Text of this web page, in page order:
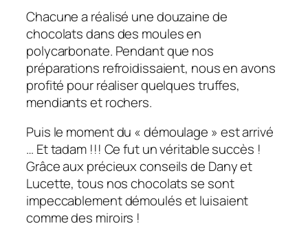
Chacune a réalisé une douzaine de
chocolats dans des moules en
polycarbonate. Pendant que nos
préparations refroidissaient, nous en avons
profité pour réaliser quelques truffes,
mendiants et rochers.
Puis le moment du « démoulage » est arrivé
… Et tadam !!! Ce fut un véritable succès !
Grâce aux précieux conseils de Dany et
Lucette, tous nos chocolats se sont
impeccablement démoulés et luisaient
comme des miroirs !